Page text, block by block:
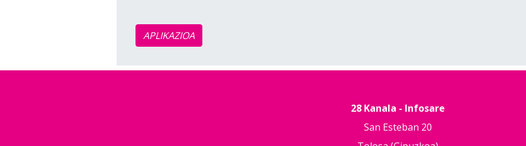
APLIKAZIOA
28 Kanala - Infosare
San Esteban 20